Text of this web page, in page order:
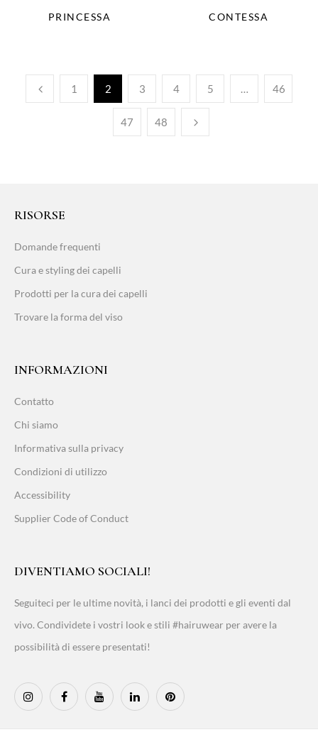
PRINCESSA CONTESSA
1 2 3 4 5 46
47 48
RISORSE
Domande frequenti
Cura e styling dei capelli
Prodotti per la cura dei capelli
Trovare la forma del viso
INFORMAZIONI
Contatto
Chi siamo
Informativa sulla privacy
Condizioni di utilizzo
Accessibility
Supplier Code of Conduct
DIVENTIAMO SOCIALI!
Seguiteci per le ultime novità, i lanci dei prodotti e gli eventi dal
vivo. Condividete i vostri look e stili #hairuwear per avere la
possibilità di essere presentati!